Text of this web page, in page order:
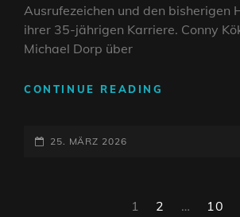
Ausrufezeichen und den bisherigen
ihrer 35-jährigen Karriere. Conny
Michael Dorp über
CONTINUE READING
POSTED-
25. MÄRZ 2026
1 2 … 10